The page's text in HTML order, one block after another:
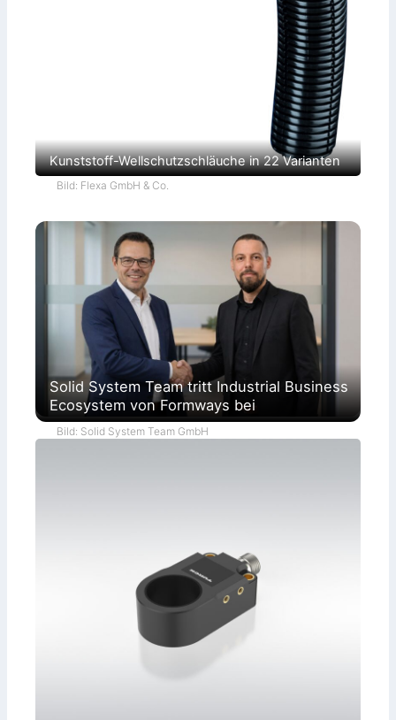
Kunststoff-Wellschutzschläuche in 22 Varianten
Bild: Flexa GmbH & Co.
Solid System Team tritt Industrial Business
Ecosystem von Formways bei
Bild: Solid System Team GmbH